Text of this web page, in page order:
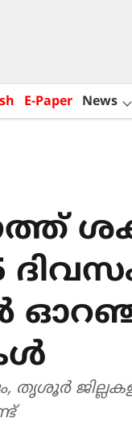
E-Paper News
തൃശൂർ